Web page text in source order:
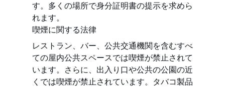
す。多くの場所で身分証明書の提示を求めら
れます。
喫煙に関する法律
レストラン、バー、公共交通機関を含むすべ
ての屋内公共スペースでは喫煙が禁止されて
います。さらに、出入り口や公共の公園の近
くでは喫煙が禁止されています。タバコ製品